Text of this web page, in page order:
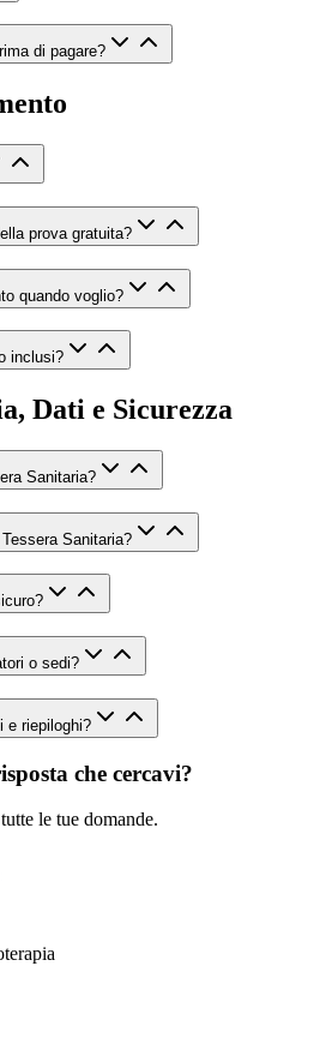
di pagare?
prova gratuita?
quando voglio?
inclusi?
Dati e Sicurezza
Sanitaria?
Sanitaria?
o sedi?
e riepiloghi?
che cercavi?
le tue domande.